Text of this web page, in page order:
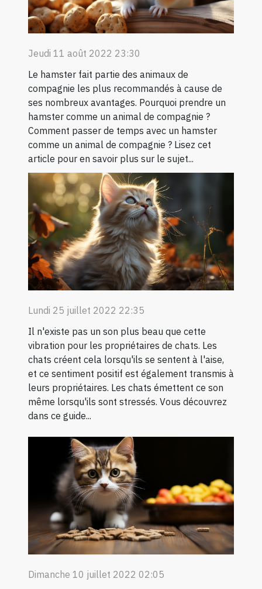
Jeudi 11 août 2022 23:30
Le hamster fait partie des animaux de
compagnie les plus recommandés à cause de
ses nombreux avantages. Pourquoi prendre un
hamster comme un animal de compagnie ?
Comment passer de temps avec un hamster
comme un animal de compagnie ? Lisez cet
article pour en savoir plus sur le sujet...
Lundi 25 juillet 2022 22:35
Il n'existe pas un son plus beau que cette
vibration pour les propriétaires de chats. Les
chats créent cela lorsqu'ils se sentent à l'aise,
et ce sentiment positif est également transmis à
leurs propriétaires. Les chats émettent ce son
même lorsqu'ils sont stressés. Vous découvrez
dans ce guide...
Dimanche 10 juillet 2022 02:05